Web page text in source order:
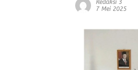
Redaksi 3
7 Mei 2025